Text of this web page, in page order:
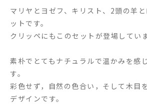
マリヤとヨゼフ、キリスト、2頭の羊
ットです。
クリッペにもこのセットが登場していま
素朴でとてもナチュラルで温かみを感
す。
彩色せず，自然の色合い，そして木目
デザインです。